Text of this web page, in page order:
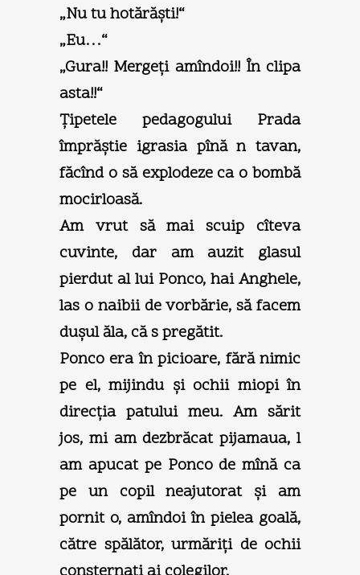
„Nu tu hotărăşti!“
„Eu…“
„Gura!! Mergeţi amîndoi!! În clipa
asta!!“
Ţipetele pedagogului Prada
împrăştie igrasia pînă n tavan,
făcînd o să explodeze ca o bombă
mocirloasă.
Am vrut să mai scuip cîteva
cuvinte, dar am auzit glasul
pierdut al lui Ponco, hai Anghele,
las o naibii de vorbărie, să facem
duşul ăla, că s pregătit.
Ponco era în picioare, fără nimic
pe el, mijindu şi ochii miopi în
direcţia patului meu. Am sărit
jos, mi am dezbrăcat pijamaua, l
am apucat pe Ponco de mînă ca
pe un copil neajutorat şi am
pornit o, amîndoi în pielea goală,
către spălător, urmăriţi de ochii